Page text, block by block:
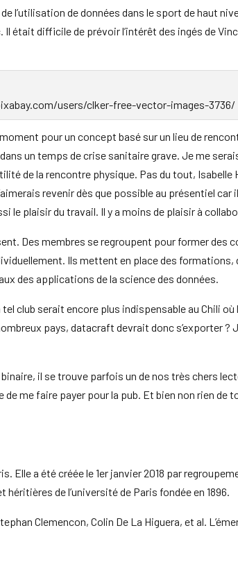
l’utilisation de données dans le sport de haut
était difficile de prévoir l’intérêt des ingés de
users/clker-free-vector-images-3736/
pour un concept basé sur un lieu de
un temps de crise sanitaire grave. Je me
de la rencontre physique. Pas du tout,
revenir dès que possible au présentiel car
le plaisir du travail. Il y a moins de plaisir à
Des membres se regroupent pour former des
Ils mettent en place des formations,
des applications de la science des données.
club serait encore plus indispensable au Chili où
pays, datacraft devrait donc s’exporter ?
il se trouve parfois un de nos très chers
me faire payer pour la pub. Et bien non rien de
Elle a été créée le 1er janvier 2018 par
de l’université de Paris fondée en 1896.
Clemencon, Colin De La Higuera, et al.